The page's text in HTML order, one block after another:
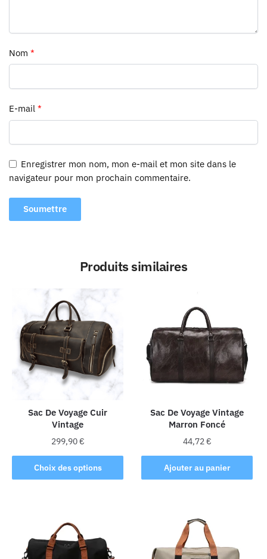
Nom *
E-mail *
Enregistrer mon nom, mon e-mail et mon site dans le
navigateur pour mon prochain commentaire.
Produits similaires
Sac De Voyage Cuir
Vintage
299,90€
Choix des options
Ce
produit
variations.
Les
options
Sac De Voyage Vintage
Marron Foncé
44,72€
Ajouter au panier